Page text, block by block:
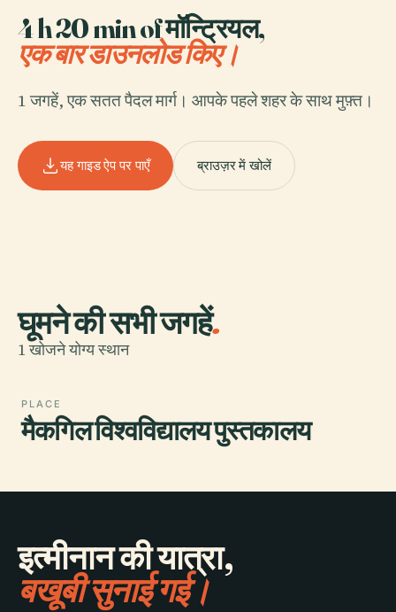
4 h 20 min of मॉन्ट्रियल,
एक बार डाउनलोड किए।
1 जगहें, एक सतत पैदल मार्ग। आपके पहले शहर के साथ मुफ़्त।
यह गाइड ऐप पर पाएँ ब्राउज़र में खोलें
घूमने की सभी जगहें.
1 खोजने योग्य स्थान
PLACE
मैकगिल विश्वविद्यालय पुस्तकालय
इत्मीनान की यात्रा,
बखूबी सुनाई गई।